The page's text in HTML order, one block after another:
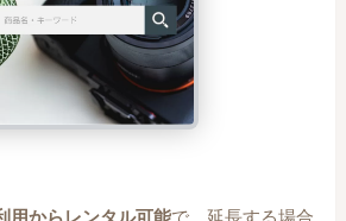
用からレンタル可能で、延長する場合